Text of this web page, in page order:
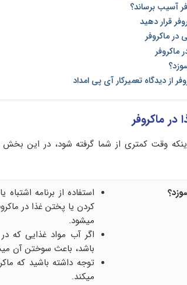
آسیب برساند؟
قرار دهید
ماکروفر
ماکروفر
از دیدگاه تعمیرکار آی پی امداد
ماکروفر
وقت کمتری از شما گرفته شود، در این
استفاده از برنامه اشتباه
کردن یا پختن غذا در
میشود.
اگر آب مواد غذایی که در
باشد، باعث سوختن آن
توجه داشته باشید که
میکند.